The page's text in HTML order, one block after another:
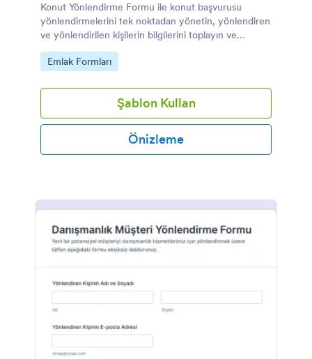
Konut Yönlendirme Formu ile konut başvurusu
yönlendirmelerini tek noktadan yönetin, yönlendiren
ve yönlendirilen kişilerin bilgilerini toplayın ve
Jotform ile veri toplama süreçlerinizi hızlandırın.
Go to Category:
Emlak Formları
Şablon Kullan
Önizleme